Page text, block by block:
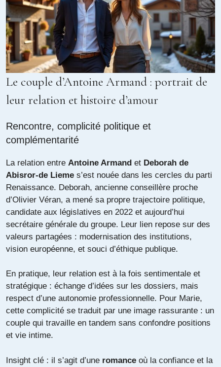
Le couple d’Antoine Armand : portrait de
leur relation et histoire d’amour
Rencontre, complicité politique et
complémentarité
La relation entre Antoine Armand et Deborah de
Abisror-de Lieme s’est nouée dans les cercles du parti
Renaissance. Deborah, ancienne conseillère proche
d’Olivier Véran, a mené sa propre trajectoire politique,
candidate aux législatives en 2022 et aujourd’hui
secrétaire générale du groupe. Leur lien repose sur des
valeurs partagées : modernisation des institutions,
vision européenne, et souci d’éthique publique.
En pratique, leur relation est à la fois sentimentale et
stratégique : échange d’idées sur les dossiers, mais
respect d’une autonomie professionnelle. Pour Marie,
cette complicité se traduit par une image rassurante : un
couple qui travaille en tandem sans confondre positions
et vie intime.
Insight clé : il s’agit d’une romance où la confiance et la